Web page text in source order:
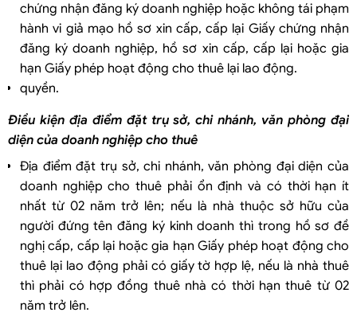
chứng nhận đăng ký doanh nghiệp hoặc không tái phạm
hành vi giả mạo hồ sơ xin cấp, cấp lại Giấy chứng nhận
đăng ký doanh nghiệp, hồ sơ xin cấp, cấp lại hoặc gia
hạn Giấy phép hoạt động cho thuê lại lao động.
quyền.
Điều kiện địa điểm đặt trụ sở, chi nhánh, văn phòng đại
diện của doanh nghiệp cho thuê
Địa điểm đặt trụ sở, chi nhánh, văn phòng đại diện của
doanh nghiệp cho thuê phải ổn định và có thời hạn ít
nhất từ 02 năm trở lên; nếu là nhà thuộc sở hữu của
người đứng tên đăng ký kinh doanh thì trong hồ sơ đề
nghị cấp, cấp lại hoặc gia hạn Giấy phép hoạt động cho
thuê lại lao động phải có giấy tờ hợp lệ, nếu là nhà thuê
thì phải có hợp đồng thuê nhà có thời hạn thuê từ 02
năm trở lên.